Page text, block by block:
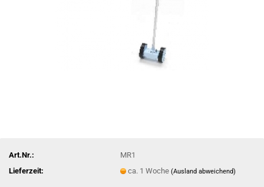
Art.Nr.:
MR1
Lieferzeit:
ca. 1 Woche(Ausland abweichend)